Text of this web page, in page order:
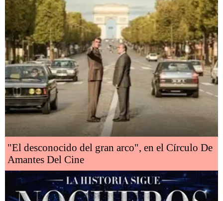
"El desconocido del gran arco", en el Círculo De
Amantes Del Cine